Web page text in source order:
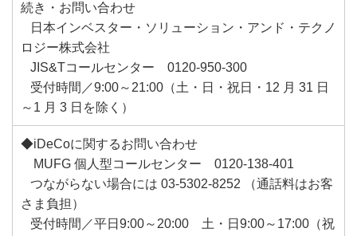
続き・お問い合わせ
日本インベスター・ソリューション・アンド・テクノ
ロジー株式会社
JIS&Tコールセンター 0120-950-300
受付時間／9:00～21:00（土・日・祝日・12 月 31 日
～1 月 3 日を除く）
◆iDeCoに関するお問い合わせ
MUFG 個人型コールセンター 0120-138-401
つながらない場合には 03-5302-8252 （通話料はお客
さま負担）
受付時間／平日9:00～20:00 土・日9:00～17:00（祝